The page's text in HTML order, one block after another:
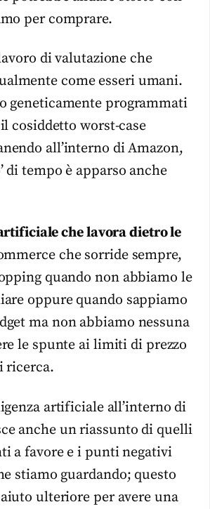
per comprare.
di valutazione che
come esseri umani.
geneticamente programmati
cosiddetto worst-case
all’interno di Amazon,
di tempo è apparso anche
che lavora dietro le
che sorride sempre,
quando non abbiamo le
oppure quando sappiamo
ma non abbiamo nessuna
le spunte ai limiti di prezzo
ricerca.
artificiale all’interno di
anche un riassunto di quelli
a favore e i punti negativi
stiamo guardando; questo
ulteriore per avere una